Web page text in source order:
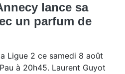
lance sa
un parfum de
Ligue 2 ce samedi 8 août
à 20h45. Laurent Guyot